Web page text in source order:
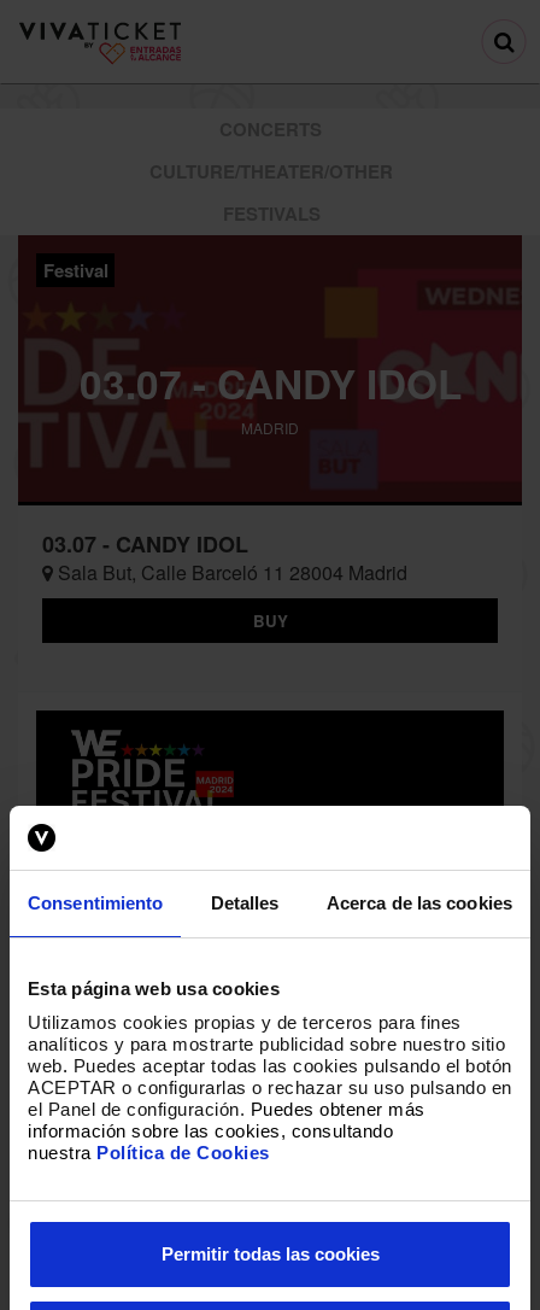
Consentimiento Detalles Acerca de las cookies
Esta página web usa cookies
Utilizamos cookies propias y de terceros para fines
analíticos y para mostrarte publicidad sobre nuestro sitio
web. Puedes aceptar todas las cookies pulsando el botón
ACEPTAR o configurarlas o rechazar su uso pulsando en
el Panel de configuración. Puedes obtener más
información sobre las cookies, consultando
nuestra Política de Cookies
Permitir todas las cookies
Festival
03.07 - CANDY IDOL
MADRID
03.07 - CANDY IDOL
Sala But, Calle Barceló 11 28004 Madrid
BUY
Loading